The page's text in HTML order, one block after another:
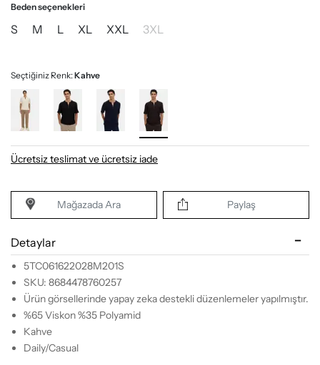
Beden seçenekleri
S M L XL XXL 3XL
Seçtiğiniz Renk:Kahve
Ücretsiz teslimat ve ücretsiz iade
Mağazada Ara Paylaş
Detaylar
5TC061622028M201S
SKU: 8684478760257
Ürün görsellerinde yapay zeka destekli düzenlemeler yapılmıştır.
%65 Viskon %35 Polyamid
Kahve
Daily/Casual